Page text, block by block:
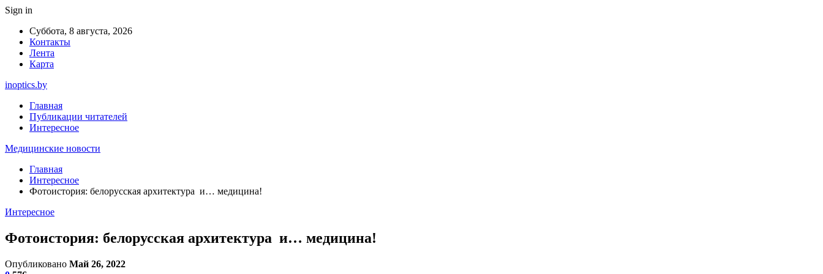
Sign in
Суббота, 8 августа, 2026
Контакты
Лента
Карта
inoptics.by
Главная
Публикации читателей
Интересное
Медицинские новости
Главная
Интересное
Фотоистория: белорусская архитектура и… медицина!
Интересное
Фотоистория: белорусская архитектура и… медицина!
Опубликовано Май 26, 2022